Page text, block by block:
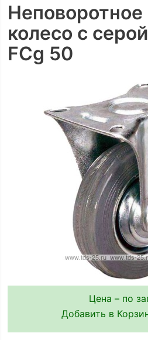
Неповоротное
колесо с
FCg 50
Цена – по
Добавить в